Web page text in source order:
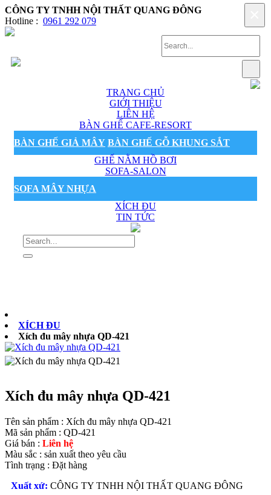
CÔNG TY TNHH NỘI THẤT QUANG ĐÔNG
Hotline : 0961 292 079
TRANG CHỦ
GIỚI THIỆU
LIÊN HỆ
BÀN GHẾ CAFE-RESORT
BÀN GHẾ GIẢ MÂY BÀN GHẾ GỖ KHUNG SẮT
GHẾ NẰM HỒ BƠI
SOFA-SALON
SOFA MÂY NHỰA
XÍCH ĐU
TIN TỨC
XÍCH ĐU
Xích đu mây nhựa QD-421
Xích đu mây nhựa QD-421
Tên sản phẩm : Xích đu mây nhựa QD-421
Mã sản phẩm : QD-421
Giá bán : Liên hệ
Màu sắc : sản xuất theo yêu cầu
Tình trạng : Đặt hàng
Xuất xứ: CÔNG TY TNHH NỘI THẤT QUANG ĐÔNG